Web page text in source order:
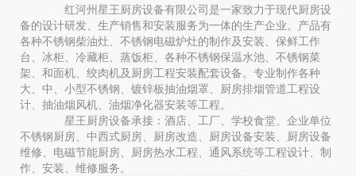
红河州星王厨房设备有限公司是一家致力于现代厨房设
备的设计研发、生产销售和安装服务为一体的生产企业。产品有
各种不锈钢柴油灶、不锈钢电磁炉灶的制作及安装、保鲜工作
台、冰柜、冷藏柜、蒸饭柜、各种不锈钢保温水池、不锈钢菜
架、和面机、绞肉机及厨房工程安装配套设备。专业制作各种
大、中、小型不锈钢、镀锌板抽油烟罩、厨房排烟管道工程设
计、抽油烟风机、油烟净化器安装等工程。
星王厨房设备承接：酒店、工厂、学校食堂、企业单位
不锈钢厨房、中西式厨房、厨房改造、厨房设备安装、厨房设备
维修、电磁节能厨房、厨房热水工程、通风系统等工程设计、制
作、安装、维修服务。